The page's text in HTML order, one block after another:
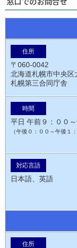
〒060-0042
北海道札幌市中央区
札幌第三合同庁舎
平日 午前９：００
（午後０：００～午後１
日本語、英語